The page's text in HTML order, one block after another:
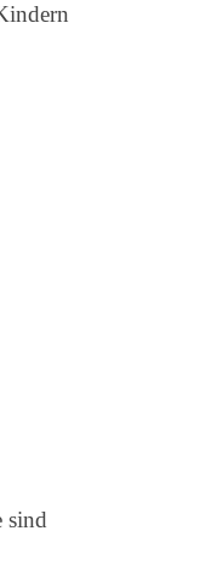
sind